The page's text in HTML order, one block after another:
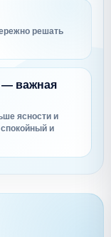
решать
— важная
ясности и
и